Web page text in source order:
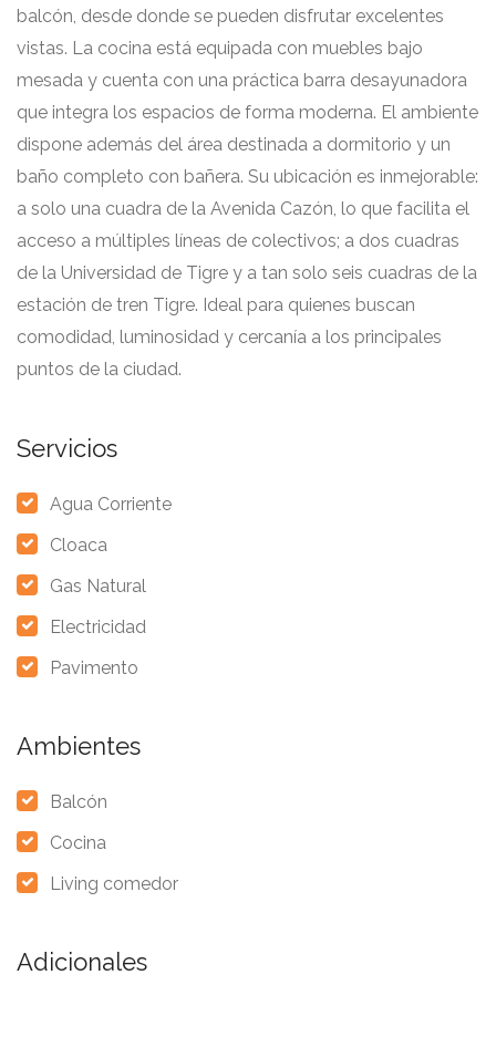
balcón, desde donde se pueden disfrutar excelentes
vistas. La cocina está equipada con muebles bajo
mesada y cuenta con una práctica barra desayunadora
que integra los espacios de forma moderna. El ambiente
dispone además del área destinada a dormitorio y un
baño completo con bañera. Su ubicación es inmejorable:
a solo una cuadra de la Avenida Cazón, lo que facilita el
acceso a múltiples líneas de colectivos; a dos cuadras
de la Universidad de Tigre y a tan solo seis cuadras de la
estación de tren Tigre. Ideal para quienes buscan
comodidad, luminosidad y cercanía a los principales
puntos de la ciudad.
Servicios
Agua Corriente
Cloaca
Gas Natural
Electricidad
Pavimento
Ambientes
Balcón
Cocina
Living comedor
Adicionales